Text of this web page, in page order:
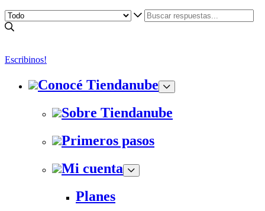
Escribinos!
Conocé Tiendanube
Sobre Tiendanube
Primeros pasos
Mi cuenta
Planes